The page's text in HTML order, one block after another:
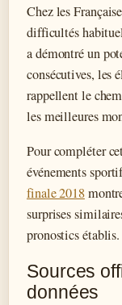
Chez les
difficultés
a démontré un
consécutives, les
rappellent le
les meilleures
Pour compléter
événements
finale 2018
surprises
pronostics établis.
Sources
données